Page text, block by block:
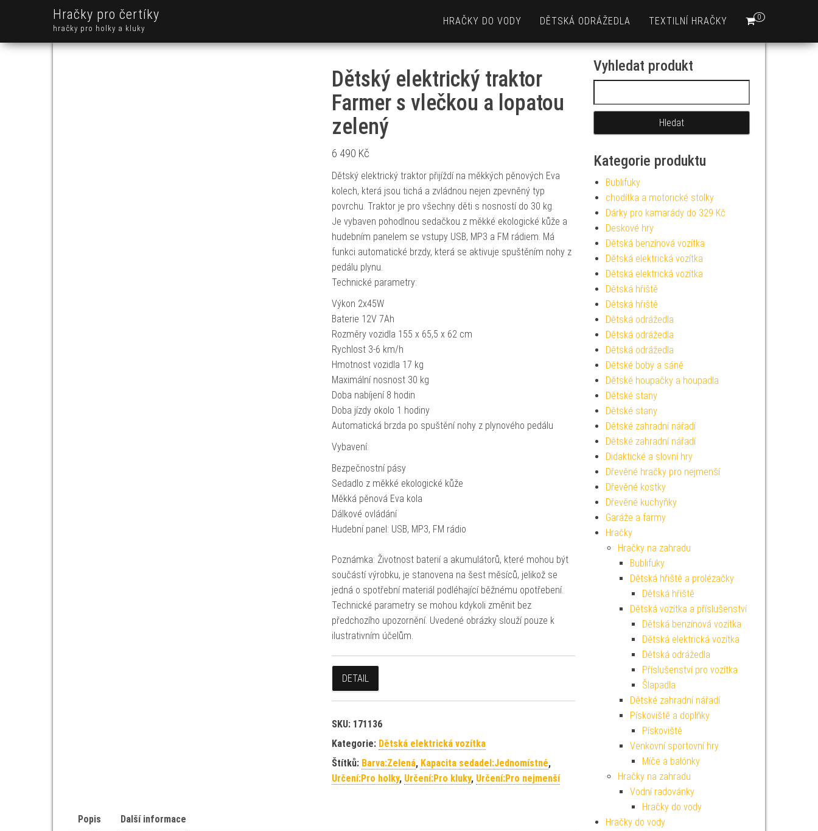
Hračky pro čertíky
hračky pro holky a kluky
0
HRAČKY DO VODY DĚTSKÁ ODRÁŽEDLA TEXTILNÍ HRAČKY
Dětský elektrický traktor
Farmer s vlečkou a lopatou
zelený
6 490 Kč
Dětský elektrický traktor přijíždí na měkkých pěnových Eva
kolech, která jsou tichá a zvládnou nejen zpevněný typ
povrchu. Traktor je pro všechny děti s nosností do 30 kg.
Je vybaven pohodlnou sedačkou z měkké ekologické kůže a
hudebním panelem se vstupy USB, MP3 a FM rádiem. Má
funkci automatické brzdy, která se aktivuje spuštěním nohy z
pedálu plynu.
Technické parametry:
Výkon 2x45W
Baterie 12V 7Ah
Rozměry vozidla 155 x 65,5 x 62 cm
Rychlost 3-6 km/h
Hmotnost vozidla 17 kg
Maximální nosnost 30 kg
Doba nabíjení 8 hodin
Doba jízdy okolo 1 hodiny
Automatická brzda po spuštění nohy z plynového pedálu
Vybavení:
Bezpečnostní pásy
Sedadlo z měkké ekologické kůže
Měkká pěnová Eva kola
Dálkové ovládání
Hudební panel: USB, MP3, FM rádio
Poznámka: Životnost baterií a akumulátorů, které mohou být
součástí výrobku, je stanovena na šest měsíců, jelikož se
jedná o spotřební materiál podléhající běžnému opotřebení.
Technické parametry se mohou kdykoli změnit bez
předchozího upozornění. Uvedené obrázky slouží pouze k
ilustrativním účelům.
DETAIL
SKU: 171136
Kategorie: Dětská elektrická vozítka
Štítků: Barva:Zelená, Kapacita sedadel:Jednomístné,
Určení:Pro holky, Určení:Pro kluky, Určení:Pro nejmenší
Popis Další informace
Vyhledat produkt
Kategorie produktu
Bublifuky
chodítka a motorické stolky
Dárky pro kamarády do 329 Kč
Deskové hry
Dětská benzínová vozítka
Dětská elektrická vozítka
Dětská elektrická vozítka
Dětská hřiště
Dětská hřiště
Dětská odrážedla
Dětská odrážedla
Dětská odrážedla
Dětské boby a sáně
Dětské houpačky a houpadla
Dětské stany
Dětské stany
Dětské zahradní nářadí
Dětské zahradní nářadí
Didaktické a slovní hry
Dřevěné hračky pro nejmenší
Dřevěné kostky
Dřevěné kuchyňky
Garáže a farmy
Hračky
Hračky na zahradu
Bublifuky
Dětská hřiště a prolézačky
Dětská hřiště
Dětská vozítka a příslušenství
Dětská benzínová vozítka
Dětská elektrická vozítka
Dětská odrážedla
Příslušenství pro vozítka
Šlapadla
Dětské zahradní nářadí
Pískoviště a doplňky
Pískoviště
Venkovní sportovní hry
Míče a balónky
Hračky na zahradu
Vodní radovánky
Hračky do vody
Hračky do vody